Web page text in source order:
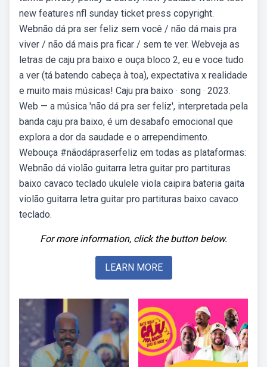
new features nfl sunday ticket press copyright.
Webnão dá pra ser feliz sem você / não dá mais pra
viver / não dá mais pra ficar / sem te ver. Webveja as
letras de caju pra baixo e ouça bloco 2, eu e voce tudo
a ver (tá batendo cabeça à toa), expectativa x realidade
e muito mais músicas! Caju pra baixo · song · 2023.
Web — a música 'não dá pra ser feliz', interpretada pela
banda caju pra baixo, é um desabafo emocional que
explora a dor da saudade e o arrependimento.
Webouça #nãodápraserfeliz em todas as plataformas:
Webnão dá violão guitarra letra guitar pro partituras
baixo cavaco teclado ukulele viola caipira bateria gaita
violão guitarra letra guitar pro partituras baixo cavaco
teclado.
For more information, click the button below.
LEARN MORE